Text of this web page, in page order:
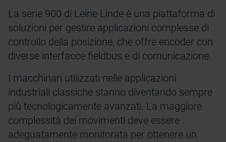
La serie 900 di Leine Linde è una piattaforma di
soluzioni per gestire applicazioni complesse di
controllo della posizione, che offre encoder con
diverse interfacce fieldbus e di comunicazione.
I macchinari utilizzati nelle applicazioni
industriali classiche stanno diventando sempre
più tecnologicamente avanzati. La maggiore
complessità dei movimenti deve essere
adeguatamente monitorata per ottenere un